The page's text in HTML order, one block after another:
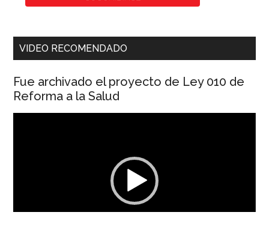
VIDEO RECOMENDADO
Fue archivado el proyecto de Ley 010 de
Reforma a la Salud